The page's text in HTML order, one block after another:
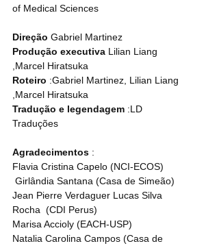
of Medical Sciences
Direção Gabriel Martinez
Produção executiva Lilian Liang
,Marcel Hiratsuka
Roteiro :Gabriel Martinez, Lilian Liang
,Marcel Hiratsuka
Tradução e legendagem :LD
Traduções
Agradecimentos :
Flavia Cristina Capelo (NCI-ECOS)
Girlândia Santana (Casa de Simeão)
Jean Pierre Verdaguer Lucas Silva
Rocha  (CDI Perus)
Marisa Accioly (EACH-USP)
Natalia Carolina Campos (Casa de